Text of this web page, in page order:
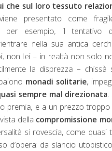
che sul loro tessuto
presentato come
per esempio, il tentativo
nella sua antica
non lei – in realtà non solo
la disprezza – chissà
monadi solitarie,
sempre mal direzionata.
premia, e a un prezzo troppo
della compromissione
si rovescia, come quasi
d’opera: da slancio